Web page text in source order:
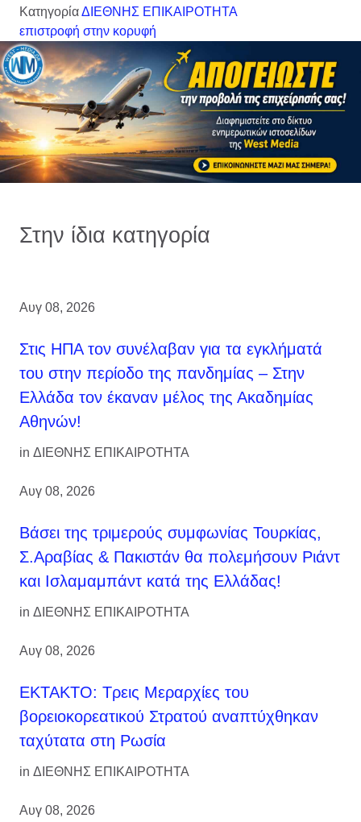
ΚατηγορίαΔΙΕΘΝΗΣ ΕΠΙΚΑΙΡΟΤΗΤΑ
επιστροφή στην κορυφή
Στην ίδια κατηγορία
Αυγ 08, 2026
Στις ΗΠΑ τον συνέλαβαν για τα εγκλήματά
του στην περίοδο της πανδημίας – Στην
Ελλάδα τον έκαναν μέλος της Ακαδημίας
Αθηνών!
in ΔΙΕΘΝΗΣ ΕΠΙΚΑΙΡΟΤΗΤΑ
Αυγ 08, 2026
Βάσει της τριμερούς συμφωνίας Τουρκίας,
Σ.Αραβίας & Πακιστάν θα πολεμήσουν Ριάντ
και Ισλαμαμπάντ κατά της Ελλάδας!
in ΔΙΕΘΝΗΣ ΕΠΙΚΑΙΡΟΤΗΤΑ
Αυγ 08, 2026
ΕΚΤΑΚΤΟ: Τρεις Μεραρχίες του
βορειοκορεατικού Στρατού αναπτύχθηκαν
ταχύτατα στη Ρωσία
in ΔΙΕΘΝΗΣ ΕΠΙΚΑΙΡΟΤΗΤΑ
Αυγ 08, 2026